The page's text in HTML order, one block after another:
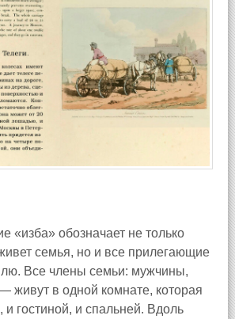
«изба» обозначает не только
семья, но и все прилегающие
Все члены семьи: мужчины,
живут в одной комнате, которая
и гостиной, и спальней. Вдоль